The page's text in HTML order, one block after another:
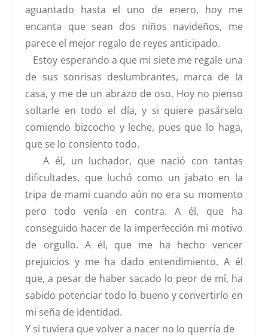
aguantado hasta el uno de enero, hoy me
encanta que sean dos niños navideños, me
parece el mejor regalo de reyes anticipado.
Estoy esperando a que mi siete me regale una
de sus sonrisas deslumbrantes, marca de la
casa, y me de un abrazo de oso. Hoy no pienso
soltarle en todo el día, y si quiere pasárselo
comiendo bizcocho y leche, pues que lo haga,
que se lo consiento todo.
A él, un luchador, que nació con tantas
dificultades, que luchó como un jabato en la
tripa de mami cuando aún no era su momento
pero todo venía en contra. A él, que ha
conseguido hacer de la imperfección mi motivo
de orgullo. A él, que me ha hecho vencer
prejuicios y me ha dado entendimiento. A él
que, a pesar de haber sacado lo peor de mí, ha
sabido potenciar todo lo bueno y convertirlo en
mi seña de identidad.
Y si tuviera que volver a nacer no lo querría de